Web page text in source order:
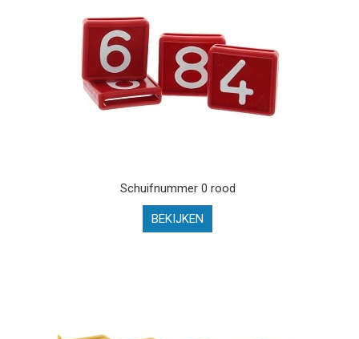
Schuifnummer 0 rood
BEKIJKEN